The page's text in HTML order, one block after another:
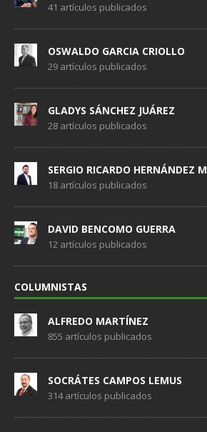
41 artículos publicados
OSWALDO GARCIA CRIOLLO
29 artículos publicados
GLADYS SÁNCHEZ JUÁREZ
28 artículos publicados
SERGIO RICARDO HERNÁNDEZ
18 artículos publicados
DAVID BENCOMO GUERRA
12 artículos publicados
COLUMNISTAS
ALFREDO MARTÍNEZ
855 artículos publicados
SOCRÁTES CAMPOS LEMUS
314 artículos publicados